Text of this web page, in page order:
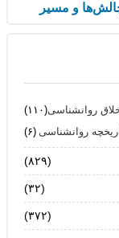
و مسیر
تکراری
قدرت می‌آورد
در روان‌شناسی
روانشناسی(۱۱۰)
روانشناسی (۶)
(۸۲۹)
(۳۲)
(۳۷۲)